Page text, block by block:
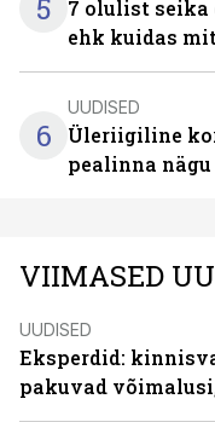
5
7 olulist seika
ehk kuidas
6
UUDISED
Üleriigiline
pealinna nägu
VIIMASED
UUDISED
Eksperdid:
pakuvad